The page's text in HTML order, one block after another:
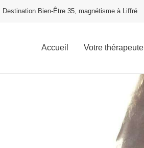
Destination Bien-Être 35, magnétisme à Liffré
Accueil Votre thérapeute